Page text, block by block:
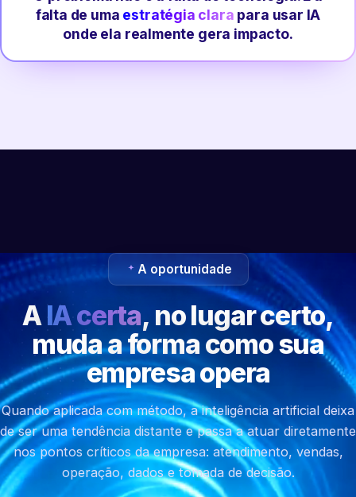
falta de uma estratégia clara para usar IA
onde ela realmente gera impacto.
A oportunidade
AIA certa, no lugar certo,
muda a forma como sua
empresa opera
Quando aplicada com método, a inteligência artificial deixa
de ser uma tendência distante e passa a atuar diretamente
nos pontos críticos da empresa: atendimento, vendas,
operação, dados e tomada de decisão.